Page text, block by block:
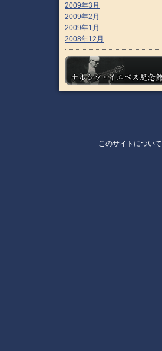
2009年3月
2009年2月
2009年1月
2008年12月
このサイトについて